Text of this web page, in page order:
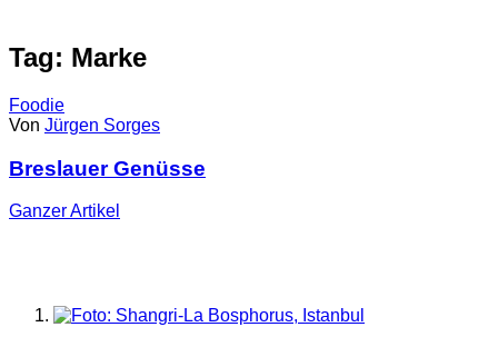
Tag: Marke
Foodie
Von Jürgen Sorges
Breslauer Genüsse
GanzerArtikel